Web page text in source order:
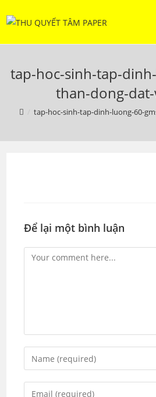
to
tap-hoc-sinh-tap-
than-dong-
tap-hoc-sinh-tap-dinh-luong-60-
Để lại một bình luận
Comment
Enter
your
name
Enter